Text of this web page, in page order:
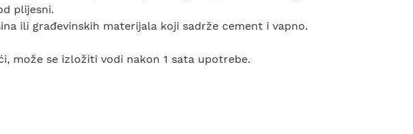
plijesni.
ili građevinskih materijala koji sadrže cement i vapno.
može se izložiti vodi nakon 1 sata upotrebe.